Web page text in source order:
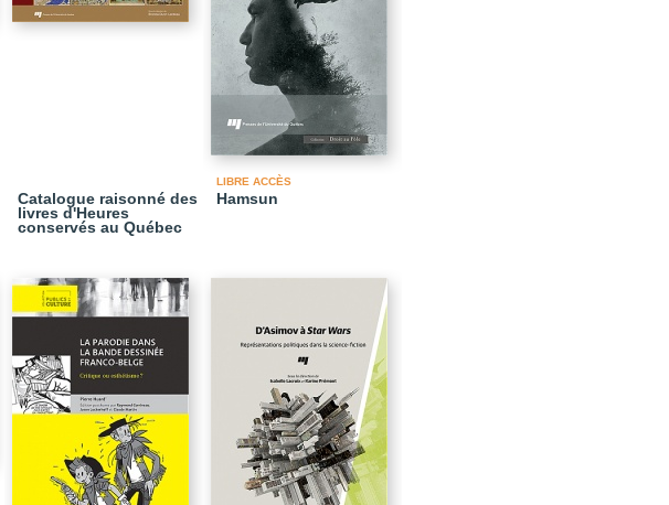
Catalogue raisonné des
livres d'Heures
conservés au Québec
LIBRE ACCÈS
Hamsun